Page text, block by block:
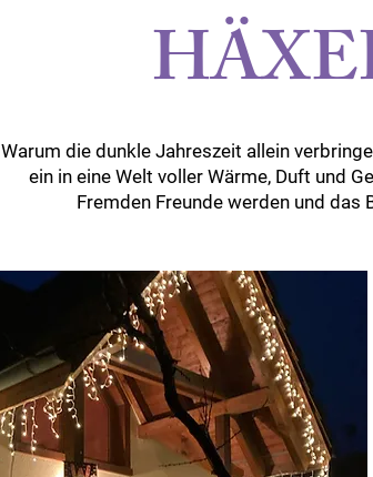
Warum die dunkle Jahreszeit allein
ein in eine Welt voller Wärme, Duft und
Fremden Freunde werden und